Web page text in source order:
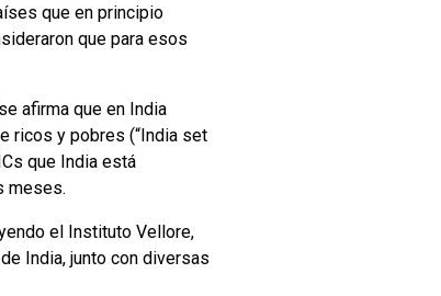
que en principio
que para esos
afirma que en India
ricos y pobres (“India set
que India está
meses.
el Instituto Vellore,
India, junto con diversas